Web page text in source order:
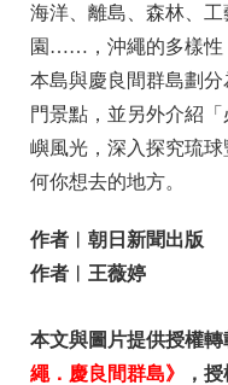
海洋、離島、森林、
園……，沖繩的多樣性
本島與慶良間群島劃
門景點，並另外介紹
嶼風光，深入探究琉
何你想去的地方。
作者︱朝日新聞出版
作者︱王薇婷
本文與圖片提供授權
繩．慶良間群島》
，